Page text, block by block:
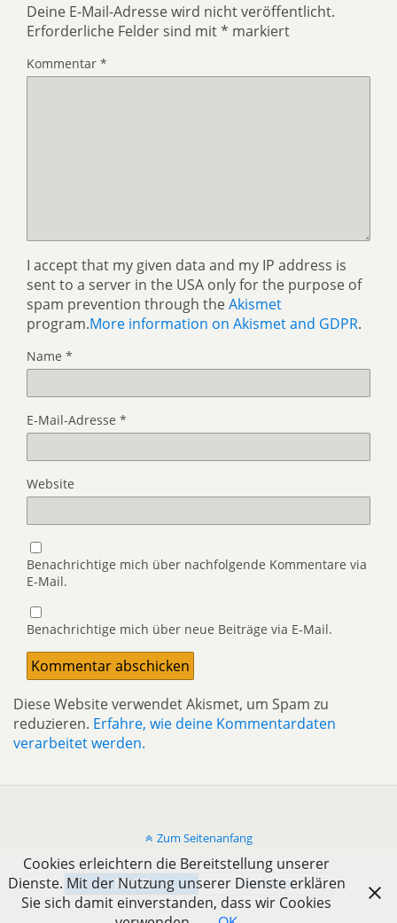
Deine E-Mail-Adresse wird nicht veröffentlicht.
Erforderliche Felder sind mit* markiert
Kommentar *
I accept that my given data and my IP address is
sent to a server in the USA only for the purpose of
spam prevention through theAkismet
program.More information on Akismet and GDPR.
Name *
E-Mail-Adresse *
Website
Benachrichtige mich über nachfolgende Kommentare via
E-Mail.
Benachrichtige mich über neue Beiträge via E-Mail.
Diese Website verwendet Akismet, um Spam zu
reduzieren. Erfahre, wie deine Kommentardaten
verarbeitet werden.
Zum Seitenanfang
Mobil Desktop
Cookies erleichtern die Bereitstellung unserer
Dienste. Mit der Nutzung unserer Dienste erklären
Sie sich damit einverstanden, dass wir Cookies